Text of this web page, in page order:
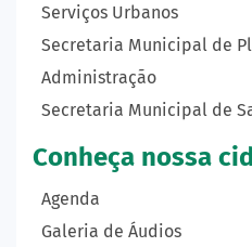
Serviços Urbanos
Secretaria Municipal de
Administração
Secretaria Municipal de
Conheça nossa
Agenda
Galeria de Áudios